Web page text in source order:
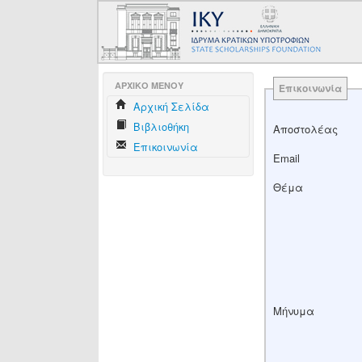
AΡΧΙΚΟ ΜΕΝΟΥ
Aρχική Σελίδα
Βιβλιοθήκη
Επικοινωνία
Επικοινωνία
Αποστολέας
Email
Θέμα
Μήνυμα